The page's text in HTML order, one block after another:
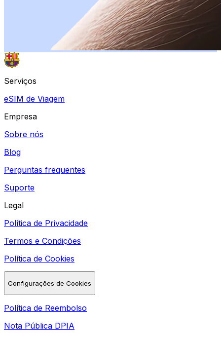
Serviços
eSIM de Viagem
Empresa
Sobre nós
Blog
Perguntas frequentes
Suporte
Legal
Política de Privacidade
Termos e Condições
Política de Cookies
Configurações de Cookies
Política de Reembolso
Nota Pública DPIA